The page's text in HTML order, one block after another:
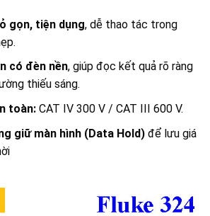
gọn, tiện dụng, dễ thao tác trong
có đèn nền, giúp đọc kết quả rõ ràng
thiếu sáng.
toàn:CAT IV 300 V / CAT III 600 V.
giữ màn hình (Data Hold)để lưu giá